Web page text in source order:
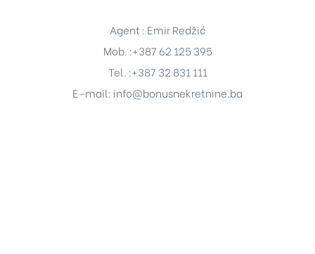
Agent : Emir Redžić
Mob. :+387 62 125 395
Tel. :+387 32 831 111
E-mail: info@bonusnekretnine.ba